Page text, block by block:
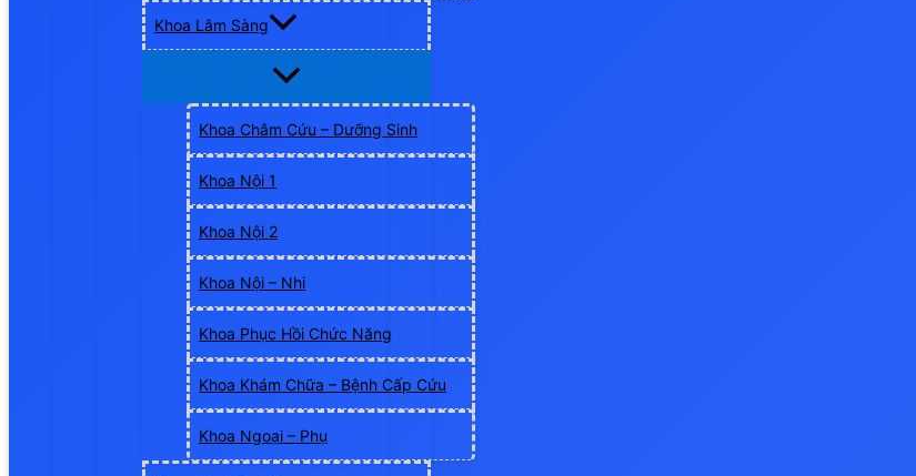
Khoa Lâm Sàng
Khoa Châm Cứu – Dưỡng Sinh
Khoa Nội 1
Khoa Nội 2
Khoa Nội – Nhi
Khoa Phục Hồi Chức Năng
Khoa Khám Chữa – Bệnh Cấp Cứu
Khoa Ngoại – Phụ